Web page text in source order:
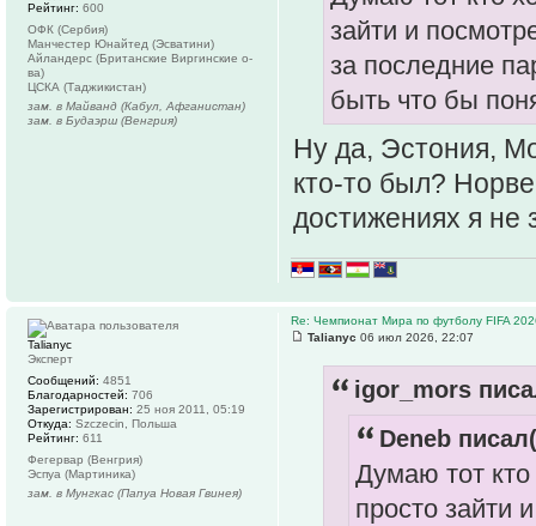
зайти и
за последние
быть что бы
Ну да, Эстония,
кто-то был?
достижениях я не
Рейтинг: 600
ОФК (Сербия)
Манчестер Юнайтед (Эсватини)
Айландерс (Британские Виргинские о-
ва)
ЦСКА (Таджикистан)
зам. в Майванд (Кабул, Афганистан)
зам. в Будаэрш (Венгрия)
Re: Чемпионат Мира по футболу FIFA
Talianyc 06 июл 2026, 22:07
igor_mors
Deneb
Думаю тот
просто зайти
Talianyc
Эксперт
Сообщений: 4851
Благодарностей: 706
Зарегистрирован: 25 ноя 2011, 05:19
Откуда: Szczecin, Польша
Рейтинг: 611
Фегервар (Венгрия)
Эспуа (Мартиника)
зам. в Мунгкас (Папуа Новая Гвинея)